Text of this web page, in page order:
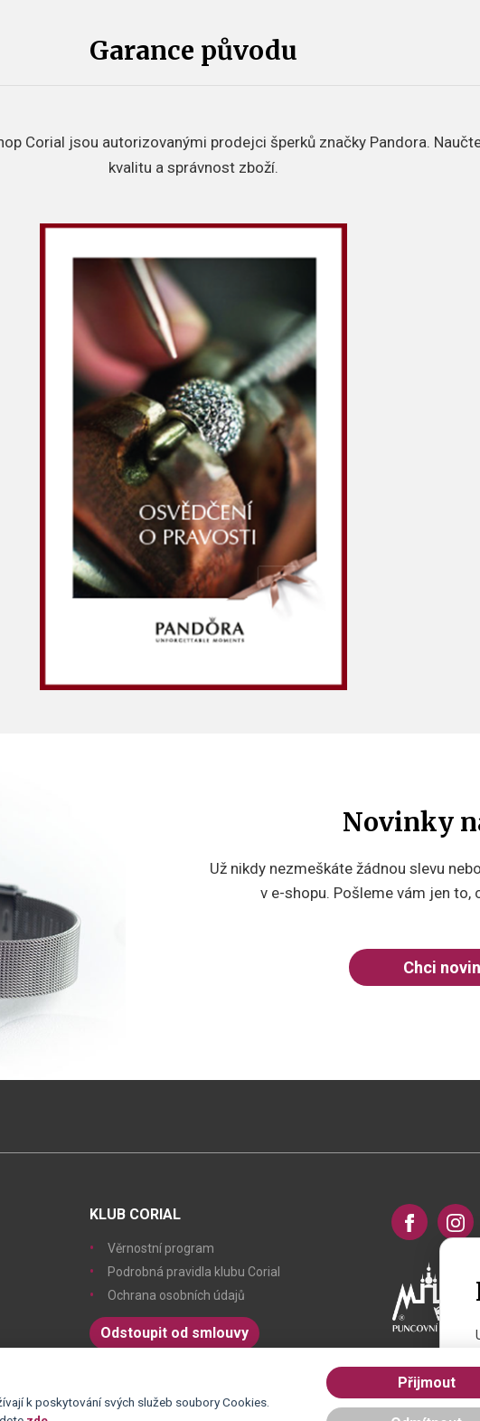
Garance původu
Corial jsou autorizovanými prodejci šperků značky Pandora.
kvalitu a správnost zboží.
Novinky
Už nikdy nezmeškáte žádnou slevu
v e-shopu. Pošleme vám jen
Chci
KLUB CORIAL
Věrnostní program
Podrobná pravidla klubu Corial
Ochrana osobních údajů
Odstoupit od smlouvy
k poskytování svých služeb soubory Cookies.
Přijmout